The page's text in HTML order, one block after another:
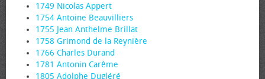
1749 Nicolas Appert
1754 Antoine Beauvilliers
1755 Jean Anthelme Brillat
1758 Grimond de la Reynière
1766 Charles Durand
1781 Antonin Carême
1805 Adolphe Dugléré